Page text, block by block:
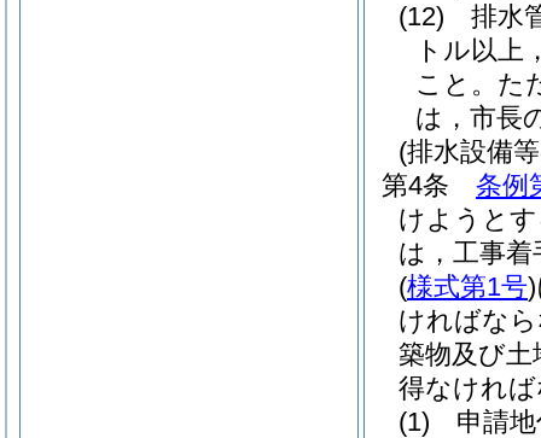
(12)
排水
トル以上
こと。 た
は，市長
(排水設備
第4条
条例
けようと
は，工事
(様式第1号)
ければな
築物及び
得なけれ
(1)
申請